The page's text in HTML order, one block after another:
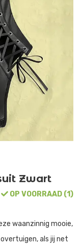
Zwart
OP VOORRAAD (1)
waanzinnig mooie,
als jij net